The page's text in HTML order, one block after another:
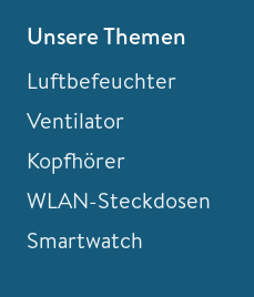
Unsere Themen
Luftbefeuchter
Ventilator
Kopfhörer
WLAN-Steckdosen
Smartwatch